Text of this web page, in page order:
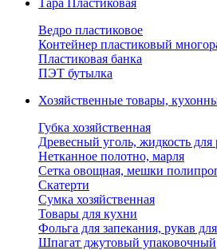
Тара Пластиковая
Ведро пластиковое
Контейнер пластиковый
Пластиковая банка
ПЭТ бутылка
Хозяйственные товары,
Губка хозяйственная
Древесный уголь, жидкость для
Нетканное полотно, марля
Сетка овощная, мешки
Скатерти
Сумка хозяйственная
Товары для кухни
Фольга для запекания, рукав
Шпагат джутовый упаковочный